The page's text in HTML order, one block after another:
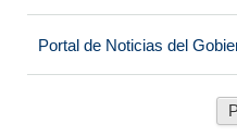
Portal de Noticias del